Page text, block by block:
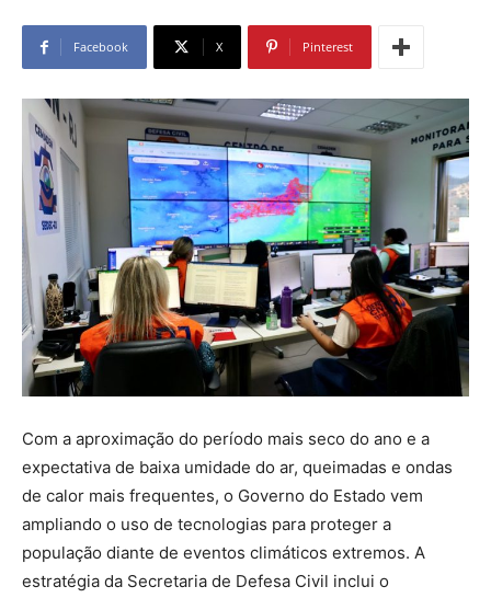
Facebook X Pinterest
Com a aproximação do período mais seco do ano e a
expectativa de baixa umidade do ar, queimadas e ondas
de calor mais frequentes, o Governo do Estado vem
ampliando o uso de tecnologias para proteger a
população diante de eventos climáticos extremos. A
estratégia da Secretaria de Defesa Civil inclui o